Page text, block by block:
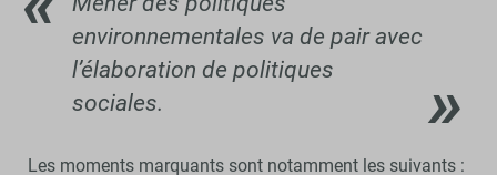
environnementales va de pair avec
l’élaboration de politiques
sociales.
Les moments marquants sont notamment les suivants :